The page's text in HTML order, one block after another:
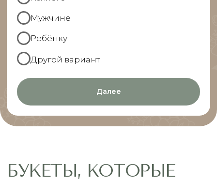
ХОТИТЕ ПОРАДОВАТЬ
ЧЕЛОВЕКА УЖЕ СЕГОДНЯ?
Выберите букет онлайн или просто
свяжитесь с нами — быстро подскажем,
доставку в удобное время.